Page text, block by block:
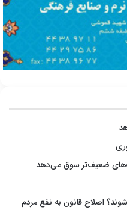
ضعیف‌تر سوق می‌دهد
اصلاح قانون به نفع مردم